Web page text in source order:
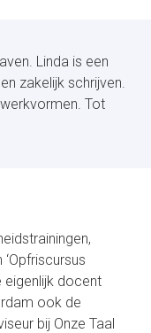
Linda is een
zakelijk schrijven.
Tot
eigenlijk docent
ook de
bij Onze Taal